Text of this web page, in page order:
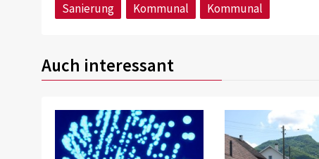
Sanierung
Kommunal Kommunal
Auch interessant